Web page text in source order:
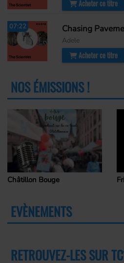
Acheter ce titre
07:22 Chasing
Adele
Acheter ce titre
NOS ÉMISSIONS !
Châtillon Bouge
EVÈNEMENTS
RETROUVEZ-LES SUR